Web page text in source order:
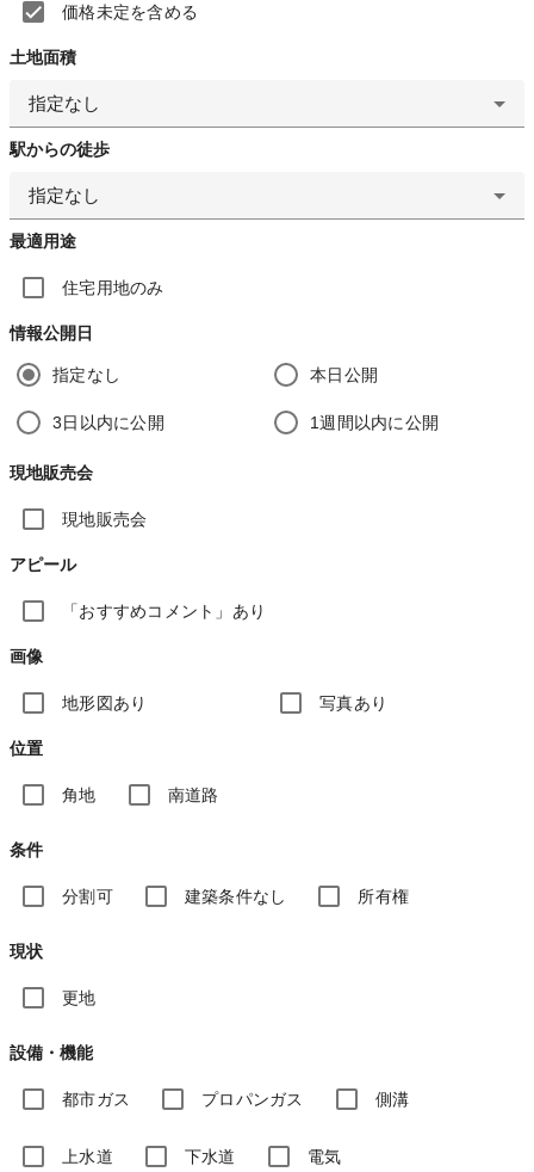
価格未定を含める
土地面積
指定なし
駅からの徒歩
指定なし
最適用途
住宅用地のみ
情報公開日
指定なし 本日公開
3日以内に公開 1週間以内に公開
現地販売会
現地販売会
アピール
「おすすめコメント」あり
画像
地形図あり 写真あり
位置
角地 南道路
条件
分割可 建築条件なし 所有権
現状
更地
設備・機能
都市ガス プロパンガス 側溝
上水道 下水道 電気